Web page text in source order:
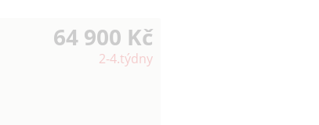
64 900 Kč
2-4.týdny